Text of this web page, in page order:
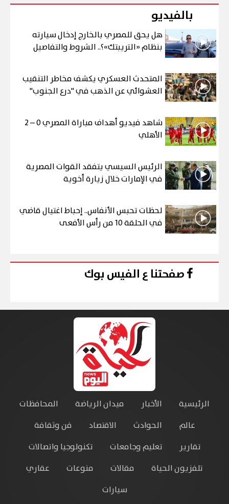
بالفيديو
هل يحق للمصري بالخارج إدخال سيارته
بنظام «التريبتك»؟.. الشروط والتفاصيل
المتحدث العسكري يكشف مخاطر التنقيب
العشوائي عن الذهب في "درع الجنوب"
شاهد فيديو أهداف مباراة المصري 0 – 2
الأهلي
الرئيس السيسي يتفقد القوات المصرية
في الإمارات خلال زيارة أخوية
لحظات تحبس الأنفاس.. إحباط اغتيال قاضي
في الحلقة 10 من رأس الأفعى
صفحتنا ع الفيس بوك
الرئيسية الأخبار ميدان الرياضة
المحافظات
عالم
الحوادث الاقتصاد
فن وثقافة
تقارير
تعليم وجامعات
تكنولوجيا واتصالات
تلفزيون الحياة
مقالات منوعات
عقاري
سيارات